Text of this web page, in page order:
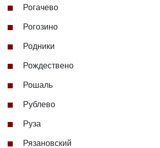
Рогачево
Рогозино
Родники
Рождествено
Рошаль
Рублево
Руза
Рязановский